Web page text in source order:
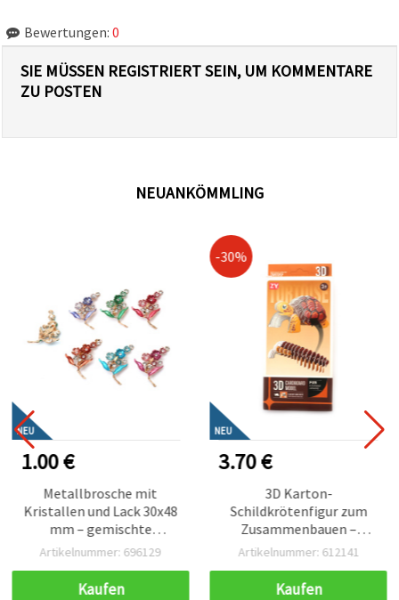
Bewertungen: 0
SIE MÜSSEN REGISTRIERT SEIN, UM KOMMENTARE
ZU POSTEN
NEUANKÖMMLING
NEU
1.00 €
Metallbrosche mit
Kristallen und Lack 30x48
mm – gemischte
Blumendesigns in
Outfits & Geschenkideen
Artikelnummer: 696129
Kaufen
-30%
NEU
3.70 €
3D Karton-
Schildkrötenfigur zum
Zusammenbauen –
Lustiges Lern-Bastelset
& DIY-Modellbau-Fans
Artikelnummer: 612141
Kaufen